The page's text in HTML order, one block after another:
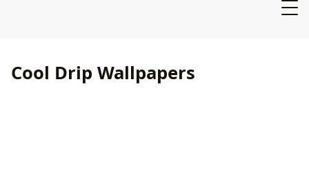
Cool Drip Wallpapers